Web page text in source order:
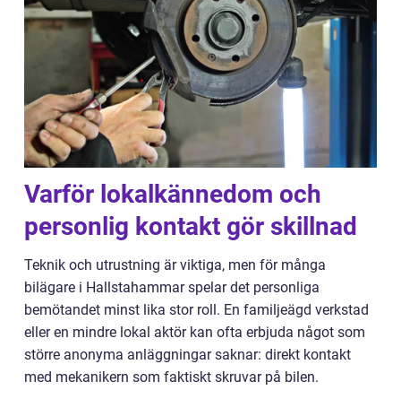
Varför lokalkännedom och
personlig kontakt gör skillnad
Teknik och utrustning är viktiga, men för många
bilägare i Hallstahammar spelar det personliga
bemötandet minst lika stor roll. En familjeägd verkstad
eller en mindre lokal aktör kan ofta erbjuda något som
större anonyma anläggningar saknar: direkt kontakt
med mekanikern som faktiskt skruvar på bilen.